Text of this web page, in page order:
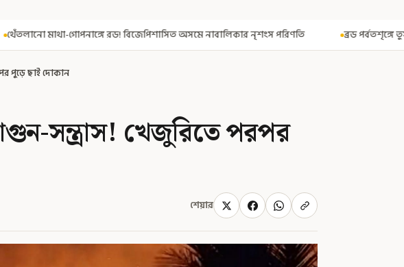
অসমে নাবালিকার নৃশংস পরিণতি ব্রড পর্বতশৃঙ্গে তুষারধসে মৃত নির্মল পুরজা!
পুড়ে ছাই দোকান
সন্ত্রাস! খেজুরিতে পরপর
শেয়ার